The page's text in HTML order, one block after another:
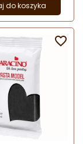
do koszyka
